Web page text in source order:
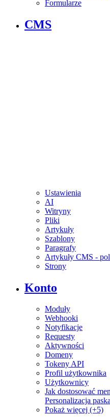
Formularze
CMS
Ustawienia
AI
Witryny
Pliki
Artykuły
Szablony
Paragrafy
Artykuły CMS -
Strony
Konto
Moduły
Webhooki
Notyfikacje
Requesty
Aktywności
Domeny
Tokeny API
Profil użytkownika
Użytkownicy
Jak dostosować
Personalizacja
Pokaż więcej (+5)